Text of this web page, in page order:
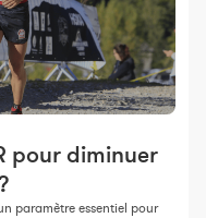
pour diminuer
paramètre essentiel pour